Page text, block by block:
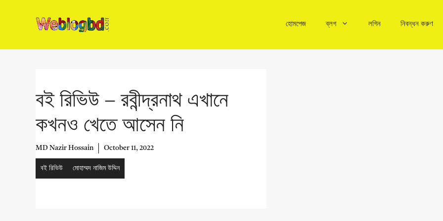
হোমপেজ ব্লগ লগিন নিবন্ধন করুণ
বই রিভিউ – রবীন্দ্রনাথ এখানে
কখনও খেতে আসেন নি
MD Nazir Hossain October 11, 2022
বই রিভিউ মোহাম্মদ নাজিম উদ্দিন